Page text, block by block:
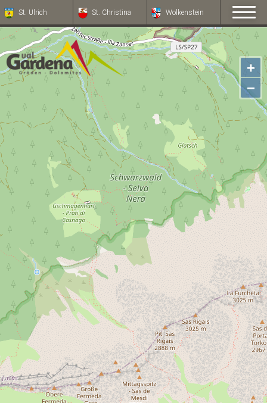
St. Ulrich St. Christina Wolkenstein
+
−